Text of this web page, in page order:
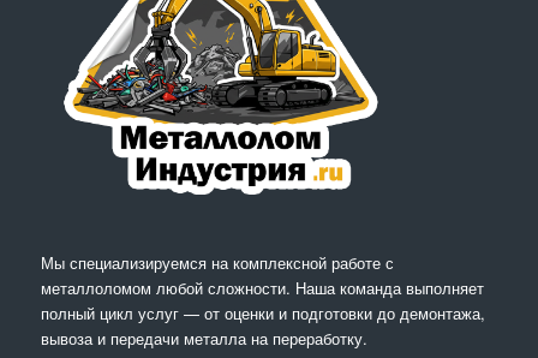
Мы специализируемся на комплексной работе с
металлоломом любой сложности. Наша команда выполняет
полный цикл услуг — от оценки и подготовки до демонтажа,
вывоза и передачи металла на переработку.